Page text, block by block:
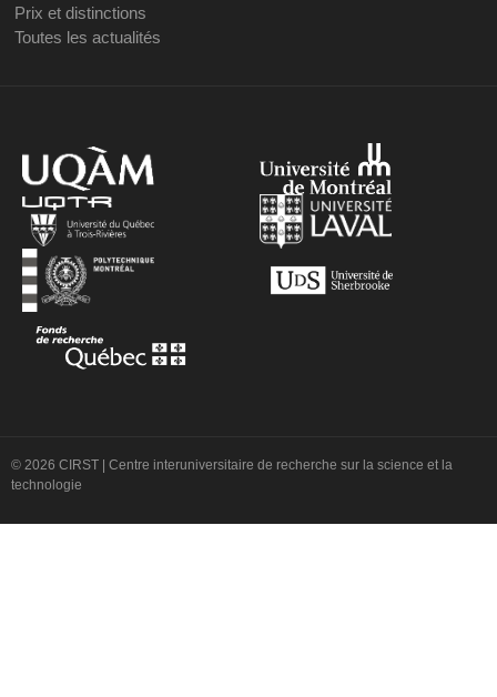
Prix et distinctions
Toutes les actualités
© 2026 CIRST | Centre interuniversitaire de recherche sur la science et la
technologie